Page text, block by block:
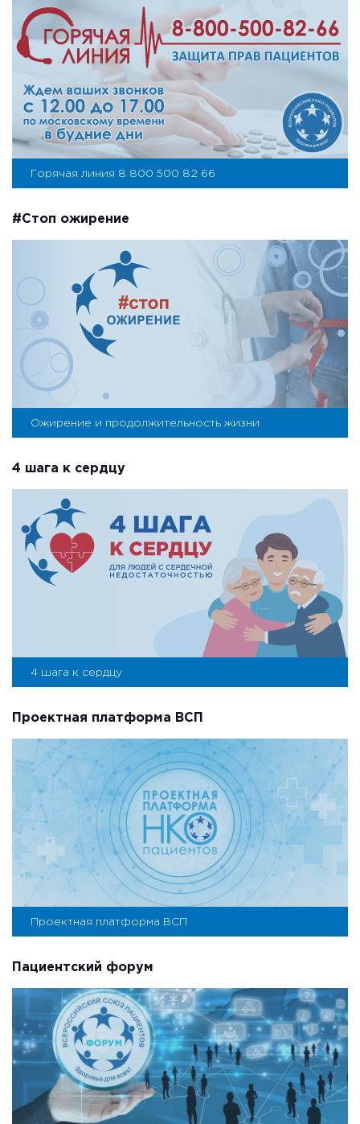
Горячая линия 8 800 500 82 66
#Стоп ожирение
Ожирение и продолжительность жизни
4 шага к сердцу
4 шага к сердцу
Проектная платформа ВСП
Проектная платформа ВСП
Пациентский форум